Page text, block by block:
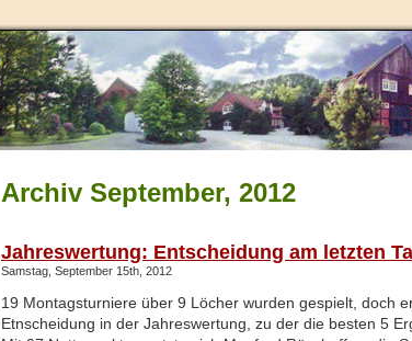
Archiv September, 2012
Jahreswertung: Entscheidung am letzten
Samstag, September 15th, 2012
19 Montagsturniere über 9 Löcher wurden gespielt, doch
Etnscheidung in der Jahreswertung, zu der die besten 5